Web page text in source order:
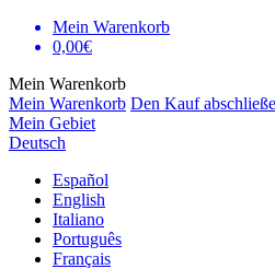
Mein Warenkorb
0,00€
Mein Warenkorb
Mein Warenkorb Den Kauf
Mein Gebiet
Deutsch
Español
English
Italiano
Português
Français